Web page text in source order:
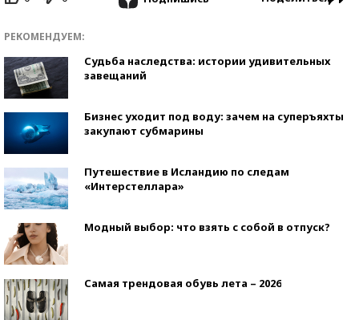
РЕКОМЕНДУЕМ:
Судьба наследства: истории удивительных
завещаний
Бизнес уходит под воду: зачем на суперъяхты
закупают субмарины
Путешествие в Исландию по следам
«Интерстеллара»
Модный выбор: что взять с собой в отпуск?
Самая трендовая обувь лета – 2026